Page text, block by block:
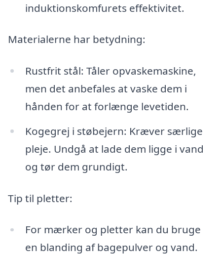
induktionskomfurets effektivitet.
Materialerne har betydning:
Rustfrit stål: Tåler opvaskemaskine,
men det anbefales at vaske dem i
hånden for at forlænge levetiden.
Kogegrej i støbejern: Kræver særlige
pleje. Undgå at lade dem ligge i vand
og tør dem grundigt.
Tip til pletter:
For mærker og pletter kan du bruge
en blanding af bagepulver og vand.